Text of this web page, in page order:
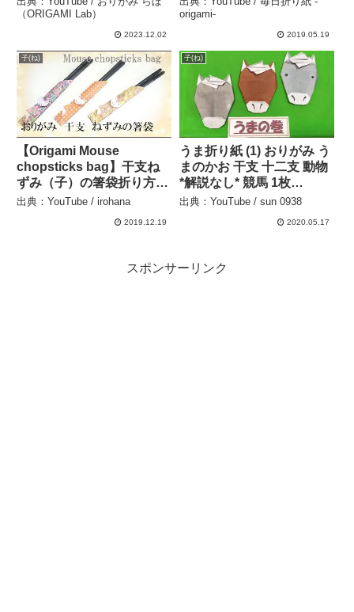
English Commentary – お
りがみ らぼ（ORIGAMI
（ORIGAMI Lab）
2023.12.02
origami-
2019.05.19
子(ね)
【Origami Mouse
chopsticks bag】干支ね
ずみ（子）の箸袋折り方
【おりがみ】 – irohana
出典：YouTube / irohana
2019.12.19
子(ね)
うま折り紙 (1) おりがみ う
まのかお 干支 十二支 動物
*解説なし* 競馬 1枚
origami animal horse –
出典：YouTube / sun 0938
2020.05.17
スポンサーリンク